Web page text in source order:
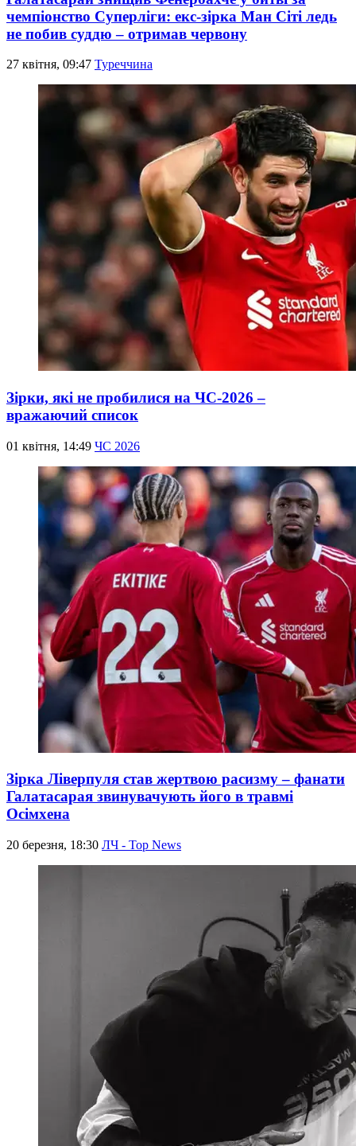
чемпіонство Суперліги: екс-зірка Ман Сіті ледь
не побив суддю – отримав червону
27 квітня, 09:47 Туреччина
Зірки, які не пробилися на ЧС-2026 –
вражаючий список
01 квітня, 14:49 ЧС 2026
Зірка Ліверпуля став жертвою расизму – фанати
Галатасарая звинувачують його в травмі
Осімхена
20 березня, 18:30 ЛЧ - Top News